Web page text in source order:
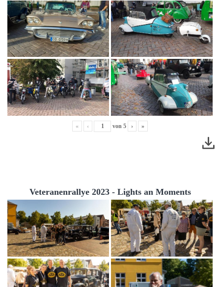
« ‹ von 5 › »
Veteranenrallye 2023 - Lights an Moments